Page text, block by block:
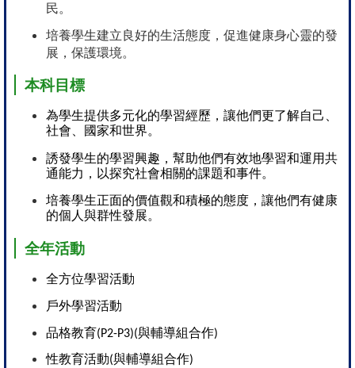
民。
培養學生建立良好的生活態度，促進健康身心靈的發
展，保護環境。
本科目標
為學生提供多元化的學習經歷，讓他們更了解自己、
社會、國家和世界。
誘發學生的學習興趣，幫助他們有效地學習和運用共
通能力，以探究社會相關的課題和事件。
培養學生正面的價值觀和積極的態度，讓他們有健康
的個人與群性發展。
全年活動
全方位學習活動
戶外學習活動
品格教育(P2-P3)(與輔導組合作)
性教育活動(與輔導組合作)